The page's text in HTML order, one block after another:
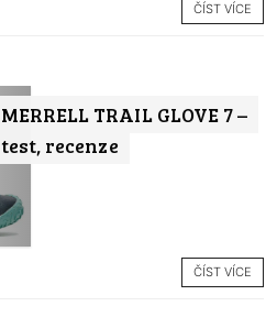
ČÍST VÍCE
MERRELL TRAIL GLOVE 7 –
test, recenze
ČÍST VÍCE